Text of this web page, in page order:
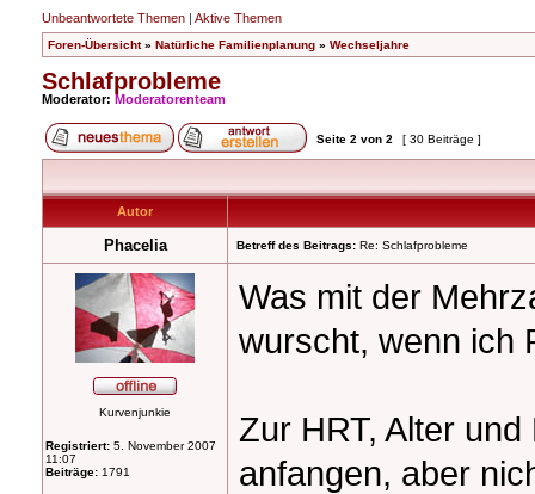
Unbeantwortete Themen | Aktive Themen
Foren-Übersicht» Natürliche Familienplanung » Wechseljahre
Schlafprobleme
Moderator: Moderatorenteam
Seite 2 von 2 [ 30 Beiträge ]
Autor
Phacelia Betreff des Beitrags: Re: Schlafprobleme
Kurvenjunkie
Registriert: 5. November 2007
11:07
Beiträge: 1791
Was mit der
wurscht, wenn ich
Zur HRT, Alter
anfangen, aber